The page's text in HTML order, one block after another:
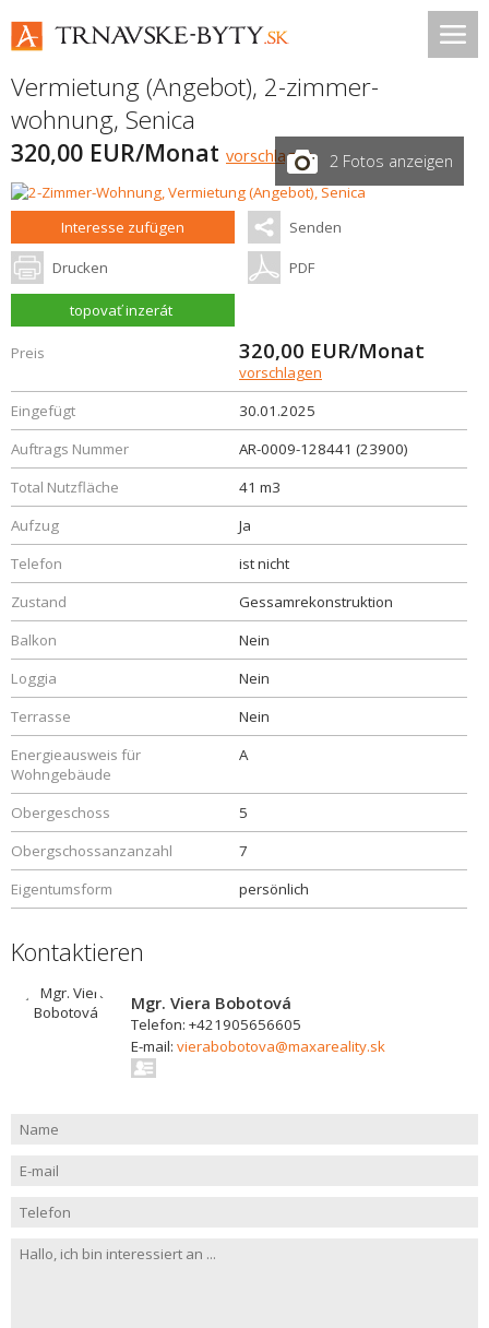
Vermietung (Angebot), 2-zimmer-
wohnung, Senica
320,00 EUR/Monat vorschlagen 2 Fotos anzeigen
Interesse zufügen Senden
Drucken PDF
topovať inzerát
Preis 320,00 EUR/Monat
vorschlagen
Eingefügt
30.01.2025
Auftrags Nummer
AR-0009-128441 (23900)
Total Nutzfläche
41 m3
Aufzug
Ja
Telefon
ist nicht
Zustand
Gessamrekonstruktion
Balkon
Nein
Loggia
Nein
Terrasse
Nein
Energieausweis für
Wohngebäude
A
Obergeschoss
5
Obergschossanzanzahl
7
Eigentumsform
persönlich
Kontaktieren
Mgr. Viera Bobotová
Telefon: +421905656605
E-mail: vierabobotova@maxareality.sk